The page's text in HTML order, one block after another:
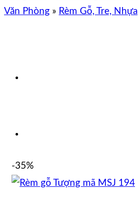
Văn Phòng » Rèm Gỗ, Tre, Nhựa
-35%